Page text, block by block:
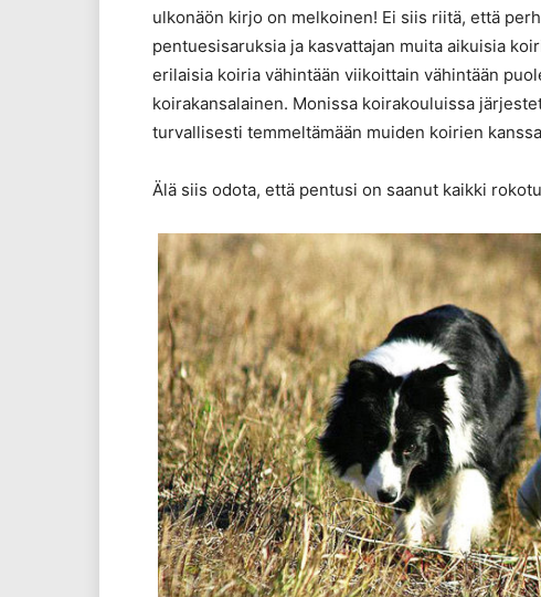
ulkonäön kirjo on melkoinen! Ei siis riitä, että
pentuesisaruksia ja kasvattajan muita aikuisia
erilaisia koiria vähintään viikoittain vähintään
koirakansalainen. Monissa koirakouluissa
turvallisesti temmeltämään muiden koirien
Älä siis odota, että pentusi on saanut kaikki